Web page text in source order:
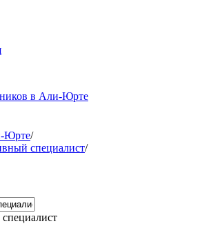
в Али-Юрте
Юрте/
специалист/